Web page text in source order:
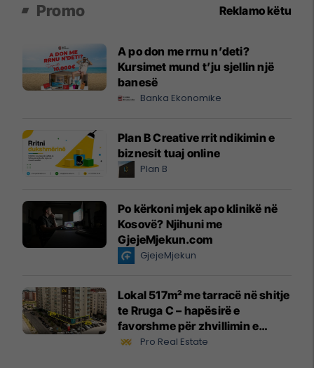
Promo Reklamo këtu
A po don me rrnu n’deti?
Kursimet mund t’ju sjellin një
banesë
Banka Ekonomike
Plan B Creative rrit ndikimin e
biznesit tuaj online
Plan B
Po kërkoni mjek apo klinikë në
Kosovë? Njihuni me
GjejeMjekun.com
GjejeMjekun
Lokal 517m² me tarracë në shitje
te Rruga C – hapësirë e
favorshme për zhvillimin e
biznesit #15796
Pro Real Estate